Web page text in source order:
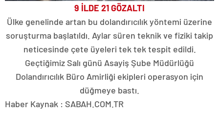
9 İLDE 21 GÖZALTI
Ülke genelinde artan bu dolandırıcılık yöntemi üzerine
soruşturma başlatıldı. Aylar süren teknik ve fiziki takip
neticesinde çete üyeleri tek tek tespit edildi.
Geçtiğimiz Salı günü Asayiş Şube Müdürlüğü
Dolandırıcılık Büro Amirliği ekipleri operasyon için
düğmeye bastı.
Haber Kaynak : SABAH.COM.TR